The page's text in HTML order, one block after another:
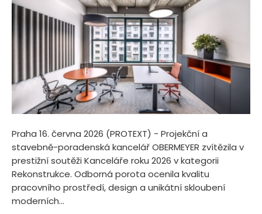
Praha 16. června 2026 (PROTEXT) - Projekční a
stavebně-poradenská kancelář OBERMEYER zvítězila v
prestižní soutěži Kanceláře roku 2026 v kategorii
Rekonstrukce. Odborná porota ocenila kvalitu
pracovního prostředí, design a unikátní skloubení
moderních...